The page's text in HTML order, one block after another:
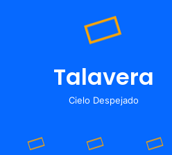
Talavera
Cielo Despejado